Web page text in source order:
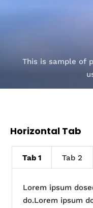
This is sample of
Horizontal Tab
Tab 1 Tab 2
Lorem ipsum
do.Lorem ipsum